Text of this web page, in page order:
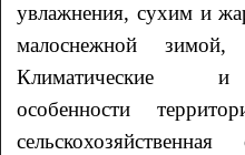
увлажнения, сухим и
малоснежной зимой,
Климатические и
особенности